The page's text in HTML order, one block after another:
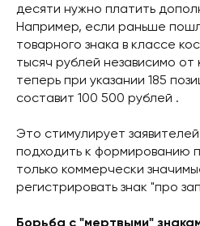
десяти нужно платить
Например, если раньше
товарного знака в классе
тысяч рублей независимо от
теперь при указании 185
составит 100 500 рублей .
Это стимулирует
подходить к формированию
только коммерчески
регистрировать знак "про